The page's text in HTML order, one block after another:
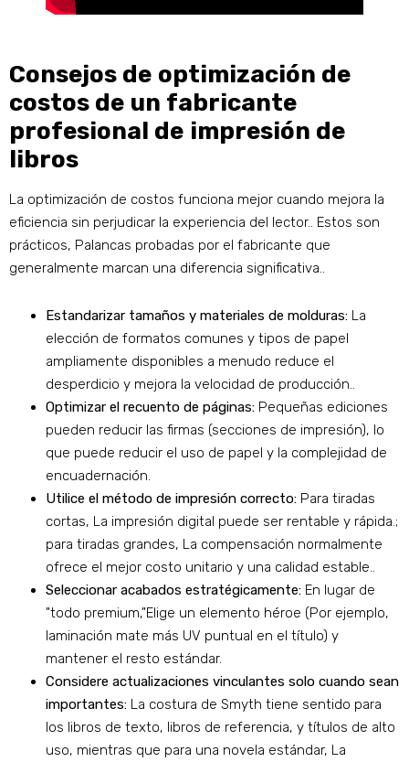
Consejos de optimización de
costos de un fabricante
profesional de impresión de
libros
La optimización de costos funciona mejor cuando mejora la
eficiencia sin perjudicar la experiencia del lector.. Estos son
prácticos, Palancas probadas por el fabricante que
generalmente marcan una diferencia significativa..
Estandarizar tamaños y materiales de molduras: La
elección de formatos comunes y tipos de papel
ampliamente disponibles a menudo reduce el
desperdicio y mejora la velocidad de producción..
Optimizar el recuento de páginas: Pequeñas ediciones
pueden reducir las firmas (secciones de impresión), lo
que puede reducir el uso de papel y la complejidad de
encuadernación.
Utilice el método de impresión correcto: Para tiradas
cortas, La impresión digital puede ser rentable y rápida.;
para tiradas grandes, La compensación normalmente
ofrece el mejor costo unitario y una calidad estable..
Seleccionar acabados estratégicamente: En lugar de
"todo premium,"Elige un elemento héroe (Por ejemplo,
laminación mate más UV puntual en el título) y
mantener el resto estándar.
Considere actualizaciones vinculantes solo cuando sean
importantes: La costura de Smyth tiene sentido para
los libros de texto, libros de referencia, y títulos de alto
uso, mientras que para una novela estándar, La